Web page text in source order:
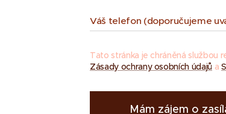
Váš telefon (doporučujeme
Tato stránka je chráněná službou
Zásady ochrany osobních údajů a
Mám zájem o